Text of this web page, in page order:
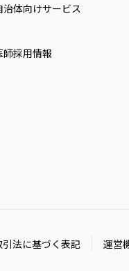
治体向けサービス
師採用情報
法に基づく表記 運営